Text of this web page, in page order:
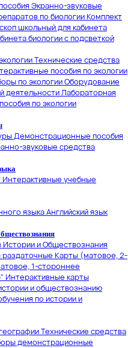
Экранно-звуковые
по биологииКомплект
школьный для кабинета
биологии с подсветкой
Технические средства
пособия по экологии
по экологииОборудование
деятельностиЛабораторная
по экологии
Демонстрационные пособия
звуковые средства
Интерактивные учебные
языкаАнглийский язык
Истории и Обществознания
раздаточные Карты (матовое, 2-
1-стороннее
Интерактивные карты
и обществознанию
по истории и
Технические средства
демонстрационные